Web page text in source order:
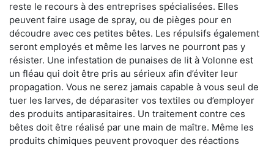
reste le recours à des entreprises spécialisées. Elles
peuvent faire usage de spray, ou de pièges pour en
découdre avec ces petites bêtes. Les répulsifs également
seront employés et même les larves ne pourront pas y
résister. Une infestation de punaises de lit à Volonne est
un fléau qui doit être pris au sérieux afin d’éviter leur
propagation. Vous ne serez jamais capable à vous seul de
tuer les larves, de déparasiter vos textiles ou d’employer
des produits antiparasitaires. Un traitement contre ces
bêtes doit être réalisé par une main de maître. Même les
produits chimiques peuvent provoquer des réactions